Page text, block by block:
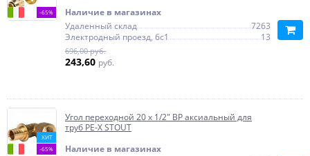
-65%
Наличие в магазинах
Удаленный склад
7263
Электродный проезд, 6с1
13
696,00 руб.
243,60 руб.
ХИТ
-65%
Угол переходной 20 x 1/2" ВР аксиальный для
труб PE-X STOUT
Наличие в магазинах